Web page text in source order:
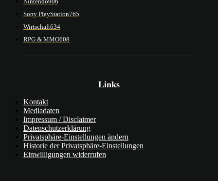
Sony PlayStation765
Wirtschaft634
RPG & MMO608
Links
Kontakt
Mediadaten
Impressum / Disclaimer
Datenschutzerklärung
Privatsphäre-Einstellungen ändern
Historie der Privatsphäre-Einstellungen
Einwilligungen widerrufen